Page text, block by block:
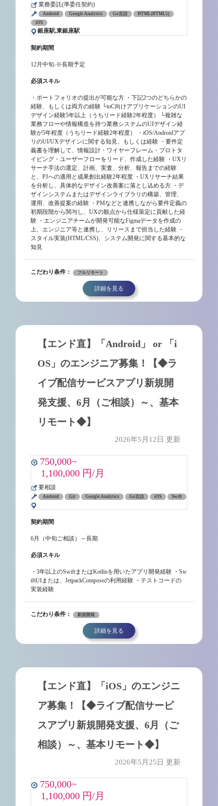
業務委託(準委任契約)
Android Google Analytics Go言語
HTML(HTML5)
iOS
銀座駅,東銀座駅
契約期間
12月中旬-※長期予定
必須スキル
・ポートフォリオの提出が可能な方 ・下記2つのどちらかの
経験、もしくは両方の経験 └toC向けアプリケーションのUI
デザイン経験5年以上（うちリード経験2年程度） └複雑な
業務フローや情報構造を持つ業務システムのUIデザイン経
験が5年程度（うちリード経験2年程度） ・iOS/Androidアプ
リのUI/UXデザインに関する知見、もしくは経験 ・要件定
義書を理解して、情報設計・ワイヤーフレーム・プロトタ
イピング・ユーザーフローをリード、作成した経験 ・UXリ
サーチ手法の選定、計画、実査、分析、報告までの経験
と、PJへの適用と成果創出経験2年程度 ・UXリサーチ結果
を分析し、具体的なデザイン改善案に落とし込める方 ・デ
ザインシステムまたはデザインライブラリの構築、管理、
運用、改善提案の経験 ・PMなどと連携しながら要件定義の
初期段階から関与し、UXの観点から仕様策定に貢献した経
験 ・エンジニアチームが開発可能なFigmaデータを作成の
上、エンジニア等と連携し、リリースまで担当した経験 ・
スタイル実装(HTML/CSS)、システム開発に関する基本的な
知見
こだわり条件： フルリモート
詳細を見る
【エンド直】「Android」 or 「i
OS」のエンジニア募集！【◆ラ
イブ配信サービスアプリ新規開
発支援、6月（ご相談）～、基本
リモート◆】
2026年5月12日 更新
750,000~
1,100,000 円/月
要相談
Android Git Google Analytics Go言語 iOS Swift
契約期間
6月（中旬ご相談）～長期
必須スキル
・3年以上のSwiftまたはKotlinを用いたアプリ開発経験 ・Sw
iftUIまたは、JetpackComposeの利用経験 ・テストコードの
実装経験
こだわり条件： 新規開発
詳細を見る
【エンド直】「iOS」のエンジニ
ア募集！【◆ライブ配信サービ
スアプリ新規開発支援、6月（ご
相談）～、基本リモート◆】
2026年5月25日 更新
750,000~
1,100,000 円/月